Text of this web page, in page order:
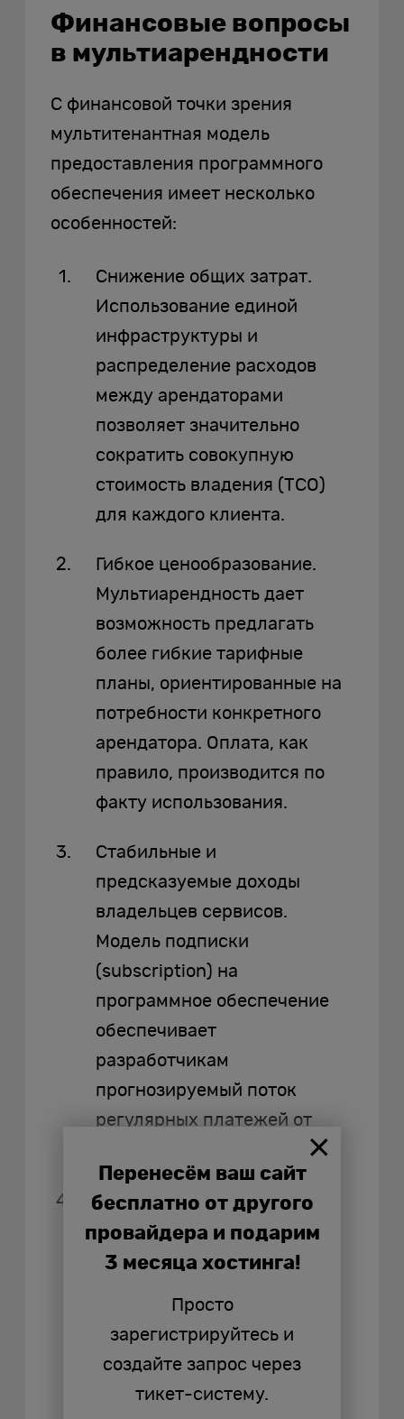
Финансовые вопросы
в мультиарендности
С финансовой точки зрения
мультитенантная модель
предоставления программного
обеспечения имеет несколько
особенностей:
Снижение общих затрат.
Использование единой
инфраструктуры и
распределение расходов
между арендаторами
позволяет значительно
сократить совокупную
стоимость владения (TCO)
для каждого клиента.
Гибкое ценообразование.
Мультиарендность дает
возможность предлагать
более гибкие тарифные
планы, ориентированные на
потребности конкретного
арендатора. Оплата, как
правило, производится по
факту использования.
Стабильные и
предсказуемые доходы
владельцев сервисов.
Модель подписки
(subscription) на
программное обеспечение
обеспечивает
разработчикам
прогнозируемый поток
регулярных платежей от
Предсказуемые и
управляемые расходы
арендаторов. Компании,
мультиарендные решения,
обычно платят
фиксированную
абонентскую плату за
Перенесём ваш сайт
бесплатно от другого
провайдера и подарим
3 месяца хостинга!
Просто
зарегистрируйтесь и
создайте запрос через
тикет-систему.